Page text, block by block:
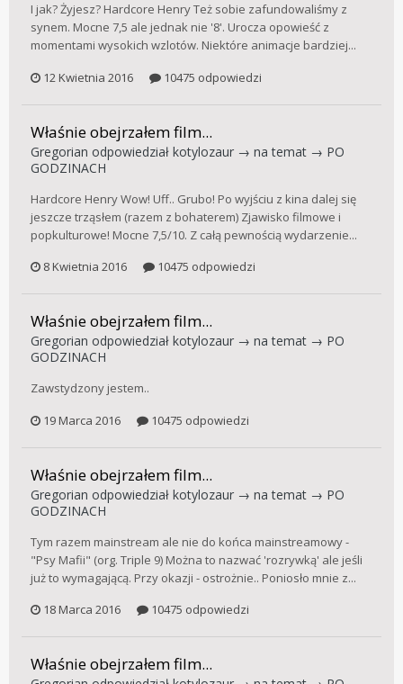
I jak? Żyjesz? Hardcore Henry Też sobie zafundowaliśmy z
synem. Mocne 7,5 ale jednak nie '8'. Urocza opowieść z
momentami wysokich wzlotów. Niektóre animacje bardziej...
12 Kwietnia 2016
10475 odpowiedzi
Właśnie obejrzałem film...
Gregorian odpowiedział kotylozaur → na temat → PO
GODZINACH
Hardcore Henry Wow! Uff.. Grubo! Po wyjściu z kina dalej się
jeszcze trząsłem (razem z bohaterem) Zjawisko filmowe i
popkulturowe! Mocne 7,5/10. Z całą pewnością wydarzenie...
8 Kwietnia 2016
10475 odpowiedzi
Właśnie obejrzałem film...
Gregorian odpowiedział kotylozaur → na temat → PO
GODZINACH
Zawstydzony jestem..
19 Marca 2016
10475 odpowiedzi
Właśnie obejrzałem film...
Gregorian odpowiedział kotylozaur → na temat → PO
GODZINACH
Tym razem mainstream ale nie do końca mainstreamowy -
"Psy Mafii" (org. Triple 9) Można to nazwać 'rozrywką' ale jeśli
już to wymagającą. Przy okazji - ostrożnie.. Poniosło mnie z...
18 Marca 2016
10475 odpowiedzi
Właśnie obejrzałem film...